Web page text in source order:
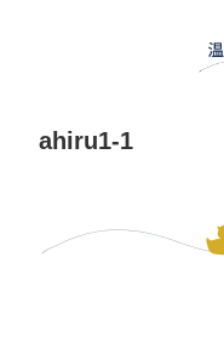
ahiru1-1